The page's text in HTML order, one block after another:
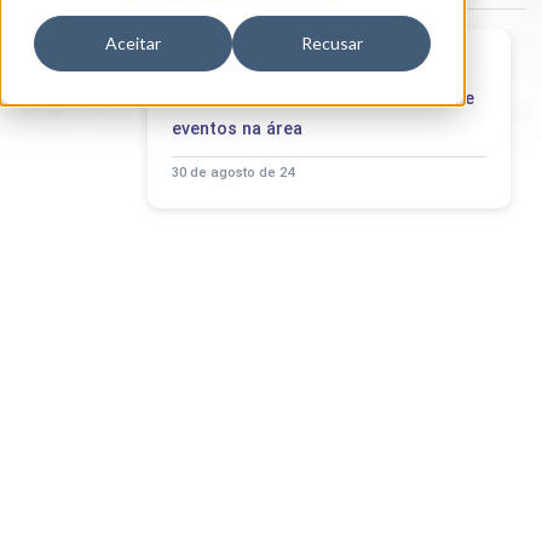
Aceitar Recusar
Alunos dos cursos de Gestão em
Uberlândia participam de palestras e
eventos na área
30 de agosto de 24